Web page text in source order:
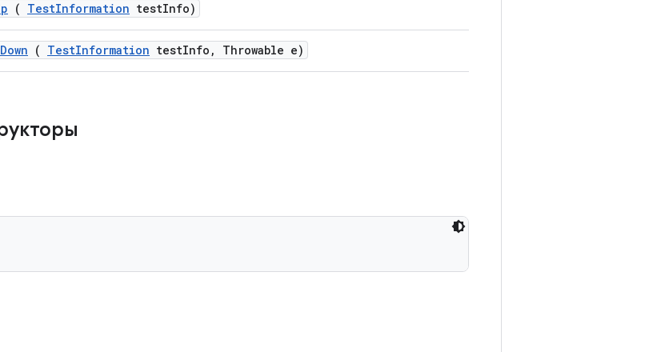
( TestInformation testInfo)
Down ( TestInformation testInfo , Throwable e)